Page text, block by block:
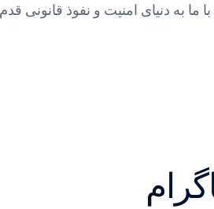
دنیای امنیت و نفوذ قانونی قدم